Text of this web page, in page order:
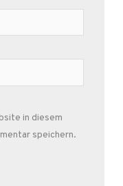
in diesem
speichern.